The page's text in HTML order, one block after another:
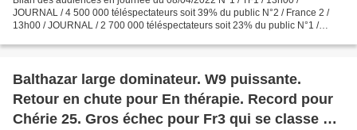
JOURNAL / 4 500 000 téléspectateurs soit 39% du public N°2 / France 2 /
13h00 / JOURNAL / 2 700 000 téléspectateurs soit 23% du public N°1 /
Balthazar large dominateur. W9 puissante.
Retour en chute pour En thérapie. Record pour
Chérie 25. Gros échec pour Fr3 qui se classe 8e,